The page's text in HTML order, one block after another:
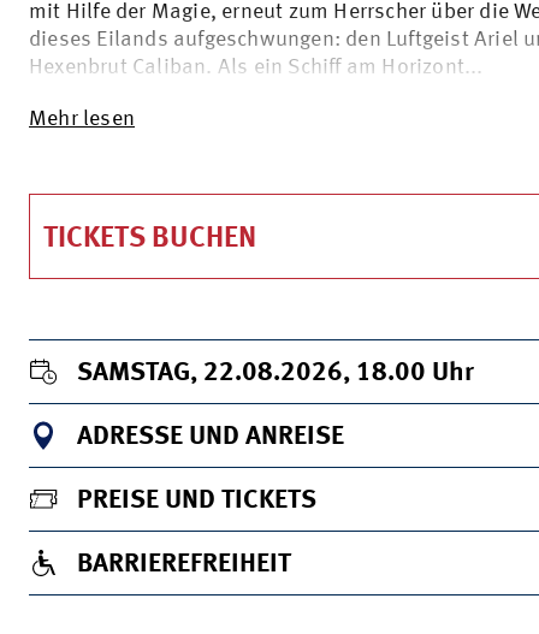
mit Hilfe der Magie, erneut zum Herrscher über die
dieses Eilands aufgeschwungen: den Luftgeist Ariel
Hexenbrut Caliban. Als ein Schiff am Horizont...
Mehr lesen
TICKETS BUCHEN
SAMSTAG, 22.08.2026, 18.00 Uhr
ADRESSE UND ANREISE
PREISE UND TICKETS
BARRIEREFREIHEIT